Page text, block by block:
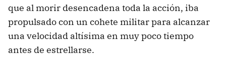
que al morir desencadena toda la acción, iba
propulsado con un cohete militar para alcanzar
una velocidad altísima en muy poco tiempo
antes de estrellarse.